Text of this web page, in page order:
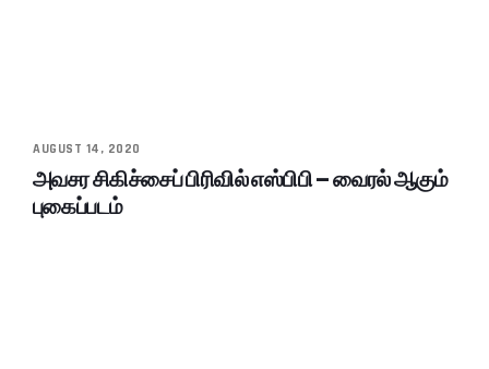
AUGUST 14, 2020
அவசர சிகிச்சைப் பிரிவில் எஸ்பிபி – வைரல் ஆகும்
புகைப்படம்